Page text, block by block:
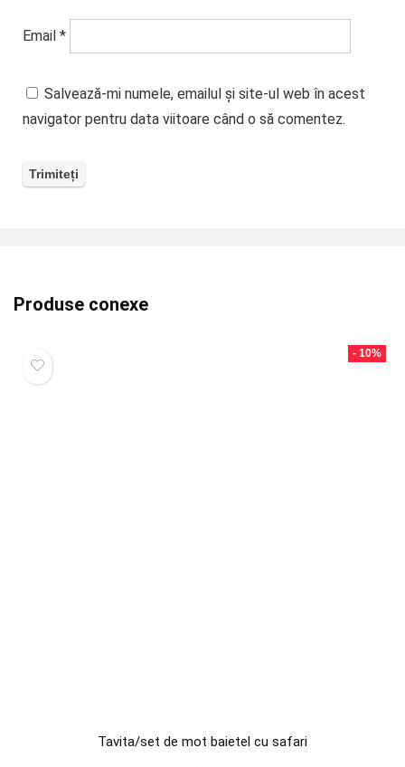
Email *
Salvează-mi numele, emailul și site-ul web în acest
navigator pentru data viitoare când o să comentez.
Produse conexe
- 10%
Tavita/set de mot baietel cu safari